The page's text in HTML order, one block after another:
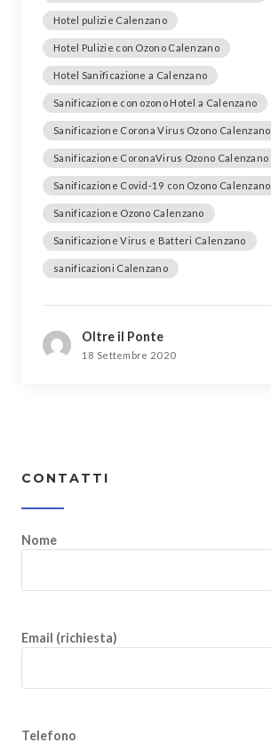
Hotel pulizie Calenzano
Hotel Pulizie con Ozono Calenzano
Hotel Sanificazione a Calenzano
Sanificazione con ozono Hotel a Calenzano
Sanificazione Corona Virus Ozono Calenzano
Sanificazione CoronaVirus Ozono Calenzano
Sanificazione Covid-19 con Ozono Calenzano
Sanificazione Ozono Calenzano
Sanificazione Virus e Batteri Calenzano
sanificazioni Calenzano
Oltre il Ponte
18 Settembre 2020
CONTATTI
Nome
Email (richiesta)
Telefono